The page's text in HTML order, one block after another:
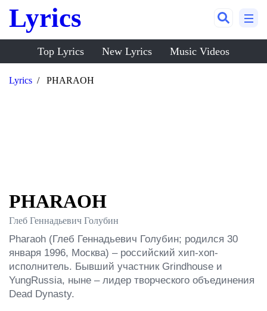
Lyrics
Top Lyrics New Lyrics Music Videos
Lyrics PHARAOH
PHARAOH
Глеб Геннадьевич Голубин
Pharaoh (Глеб Геннадьевич Голубин; родился 30
января 1996, Москва) – российский хип-хоп-
исполнитель. Бывший участник Grindhouse и
YungRussia, ныне – лидер творческого объединения
Dead Dynasty.